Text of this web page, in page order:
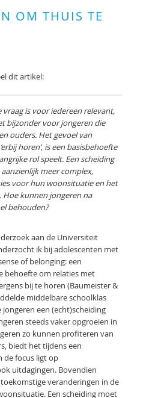
OM THUIS TE
dit artikel:
vraag is voor iedereen relevant,
bijzonder voor jongeren die
ouders. Het gevoel van
horen’, is een basisbehoefte
rol speelt. Een scheiding
meer complex,
voor hun woonsituatie en het
kunnen jongeren na
behouden?
aan de Universiteit
ik bij adolescenten met
of belonging: een
behoefte om relaties met
bij te horen (Baumeister &
middelbare schoolklas
jongeren een (echt)scheiding
steeds vaker opgroeien in
zo kunnen profiteren van
biedt het tijdens een
de focus ligt op
uitdagingen. Bovendien
veranderingen in de
Een scheiding moet